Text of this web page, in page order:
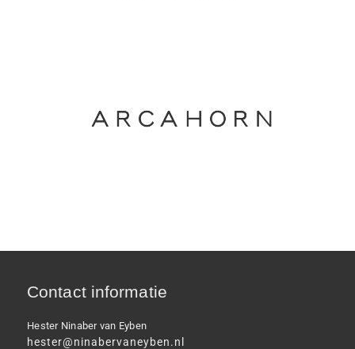
Contact informatie
Hester Ninaber van Eyben
hester@ninabervaneyben.nl